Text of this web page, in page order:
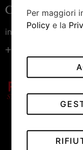
Contattaci
+39 0376 222 190
Per maggiori
Policy e la